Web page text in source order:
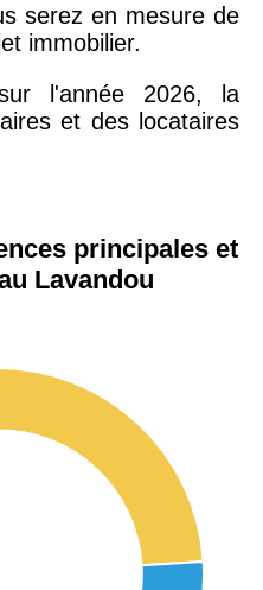
serez en mesure de
immobilier.
l'année 2026, la
et des locataires
principales et
Lavandou